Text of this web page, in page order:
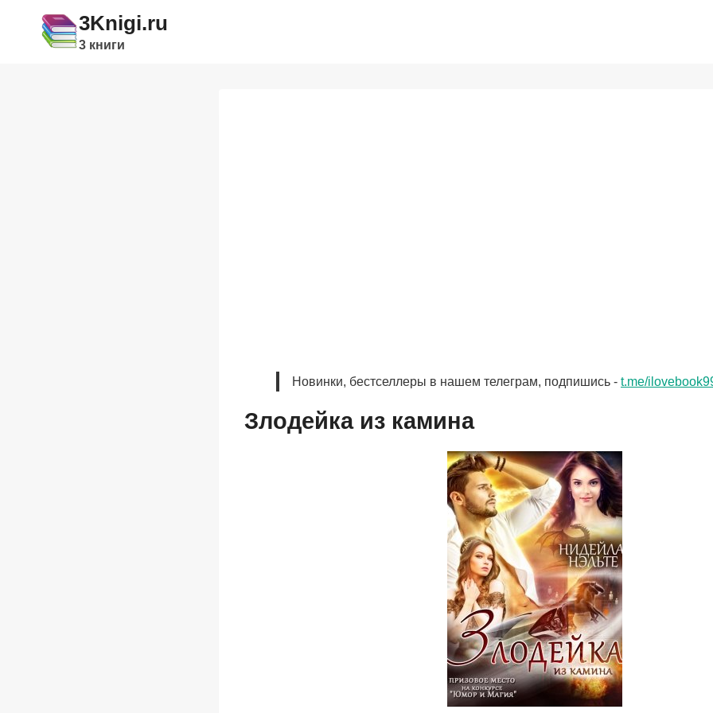
содержимому
3Knigi.ru
3 книги
Новинки, бестселлеры в нашем телеграм, подпишись - t.me/
Злодейка из камина